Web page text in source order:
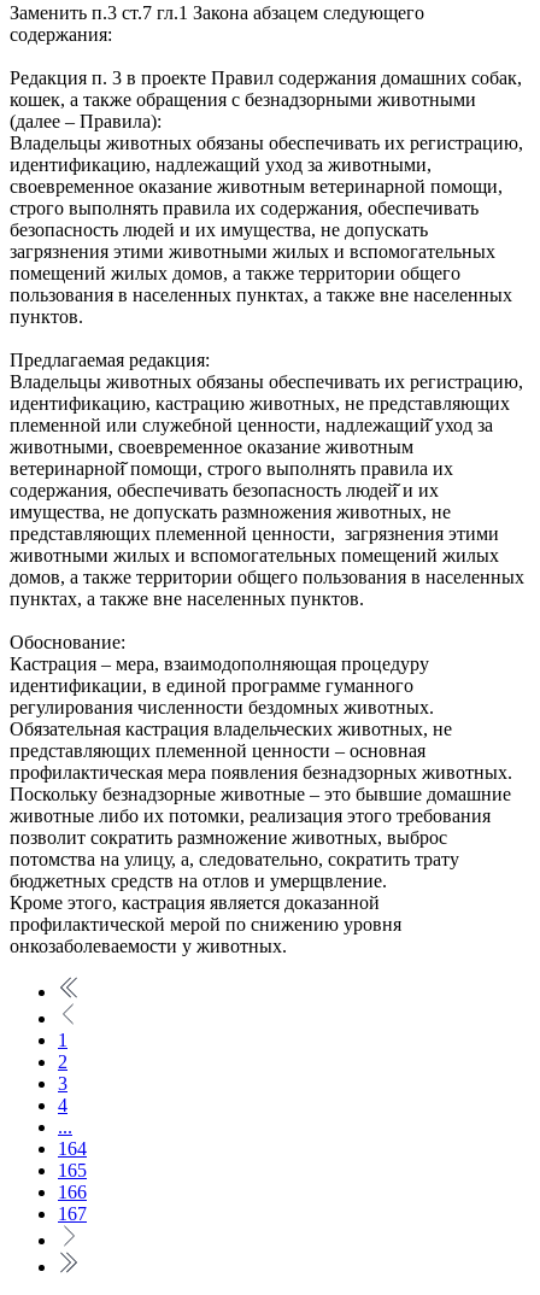
Заменить п.3 ст.7 гл.1 Закона абзацем следующего
содержания:
Редакция п. 3 в проекте Правил содержания домашних собак,
кошек, а также обращения с безнадзорными животными
(далее – Правила):
Владельцы животных обязаны обеспечивать их регистрацию,
идентификацию, надлежащий уход за животными,
своевременное оказание животным ветеринарной помощи,
строго выполнять правила их содержания, обеспечивать
безопасность людей и их имущества, не допускать
загрязнения этими животными жилых и вспомогательных
помещений жилых домов, а также территории общего
пользования в населенных пунктах, а также вне населенных
пунктов.
Предлагаемая редакция:
Владельцы животных обязаны обеспечивать их регистрацию,
идентификацию, кастрацию животных, не представляющих
племенной или служебной ценности, надлежащий̆ уход за
животными, своевременное оказание животным
ветеринарной̆ помощи, строго выполнять правила их
содержания, обеспечивать безопасность людей̆ и их
имущества, не допускать размножения животных, не
представляющих племенной ценности, загрязнения этими
животными жилых и вспомогательных помещений жилых
домов, а также территории общего пользования в населенных
пунктах, а также вне населенных пунктов.
Обоснование:
Кастрация – мера, взаимодополняющая процедуру
идентификации, в единой программе гуманного
регулирования численности бездомных животных.
Обязательная кастрация владельческих животных, не
представляющих племенной ценности – основная
профилактическая мера появления безнадзорных животных.
Поскольку безнадзорные животные – это бывшие домашние
животные либо их потомки, реализация этого требования
позволит сократить размножение животных, выброс
потомства на улицу, а, следовательно, сократить трату
бюджетных средств на отлов и умерщвление.
Кроме этого, кастрация является доказанной
профилактической мерой по снижению уровня
онкозаболеваемости у животных.
1
2
3
4
...
164
165
166
167